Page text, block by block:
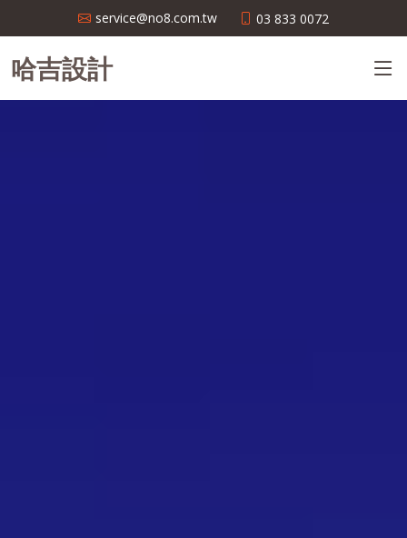
service@no8.com.tw 03 833 0072
哈吉設計